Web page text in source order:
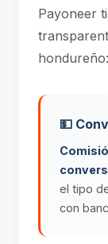
Payoneer
hondureño:
💵
el tipo
con